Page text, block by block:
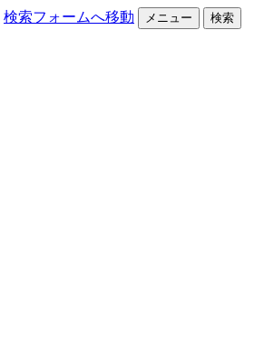
検索フォームへ移動 メニュー 検索